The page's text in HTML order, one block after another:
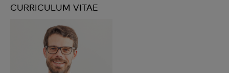
CURRICULUM VITAE